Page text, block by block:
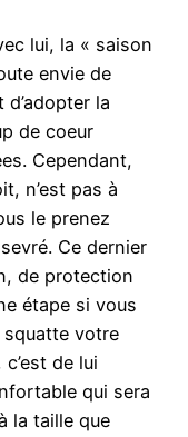
lui, la « saison
envie de
la
de coeur
Cependant,
n’est pas à
le prenez
Ce dernier
de protection
étape si vous
squatte votre
de lui
qui sera
la taille que